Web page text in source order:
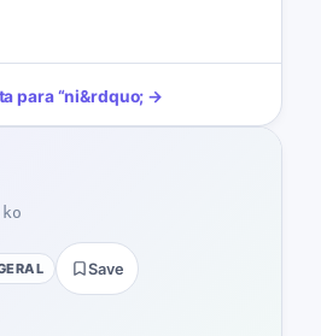
para“ni&rdquo; →
Save